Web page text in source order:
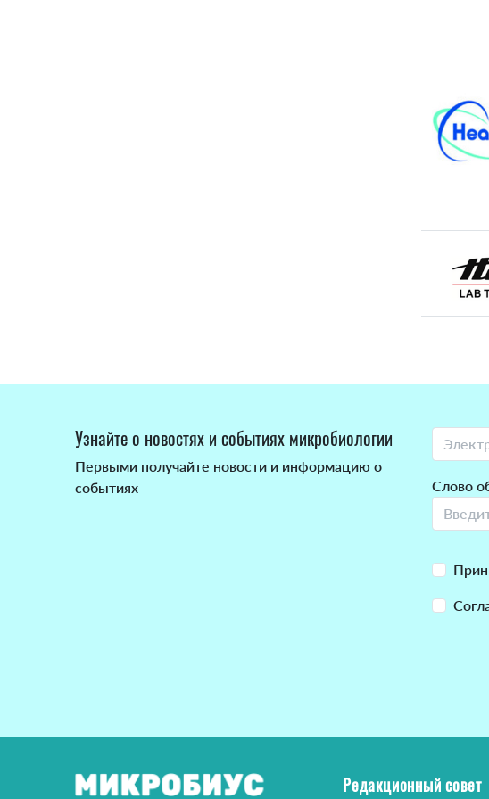
Узнайте о новостях и событиях микробиологии
Первыми получайте новости и информацию о
событиях
Слово
Редакционный совет